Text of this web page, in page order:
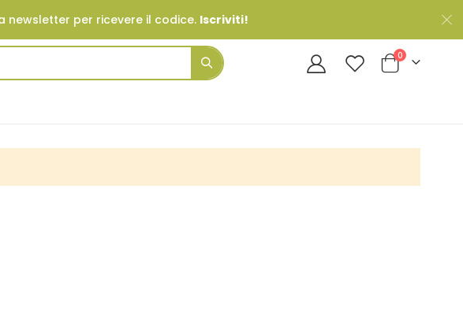
newsletter per ricevere il codice. Iscriviti!
Cart
0Prodotti